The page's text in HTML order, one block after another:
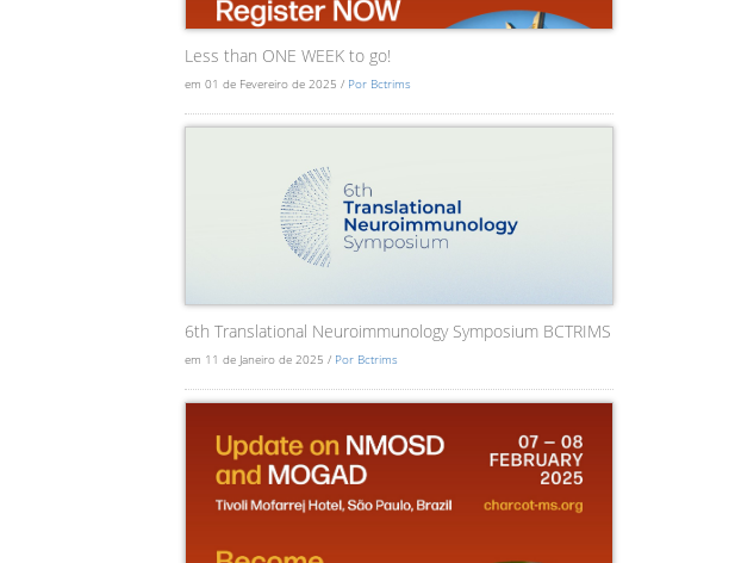
Less than ONE WEEK to go!
em 01 de Fevereiro de 2025 / Por Bctrims
6th Translational Neuroimmunology Symposium BCTRIMS
em 11 de Janeiro de 2025 / Por Bctrims